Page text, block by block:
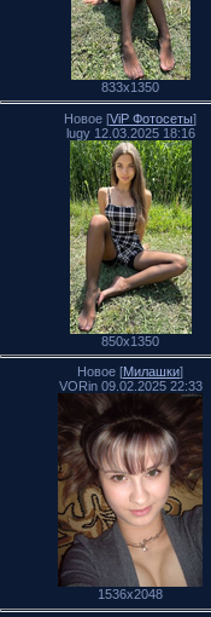
833x1350
Новое [ViP Фотосеты]
lugy 12.03.2025 18:16
850x1350
Новое [Милашки]
VORin 09.02.2025 22:33
1536x2048